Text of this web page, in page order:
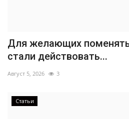
Для желающих
стали действовать...
Август 5, 2026 3
Статьи